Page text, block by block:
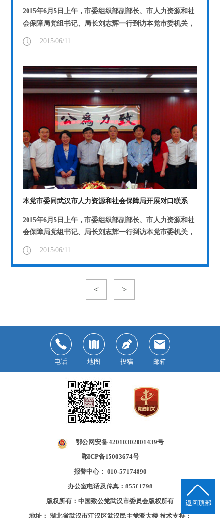
2015年6月5日上午，市委组织部副部长、市人力资源和社
会保障局党组书记、局长刘志辉一行到访本党市委机关，
就如何进一步推进双方对口联系工作进...
2015/06/11
本党市委同武汉市人力资源和社会保障局开展对口联系
2015年6月5日上午，市委组织部副部长、市人力资源和社
会保障局党组书记、局长刘志辉一行到访本党市委机关，
就如何进一步推进双方对口联系工作进...
2015/06/11
< >
电话 地图 投稿 邮箱
鄂公网安备 42010302001439号
鄂ICP备15003674号
报警中心： 010-57174890
办公室电话及传真：85581798
版权所有：中国致公党武汉市委员会版权所有
地址： 湖北省武汉市江汉区武汉民主党派大楼技术支持：